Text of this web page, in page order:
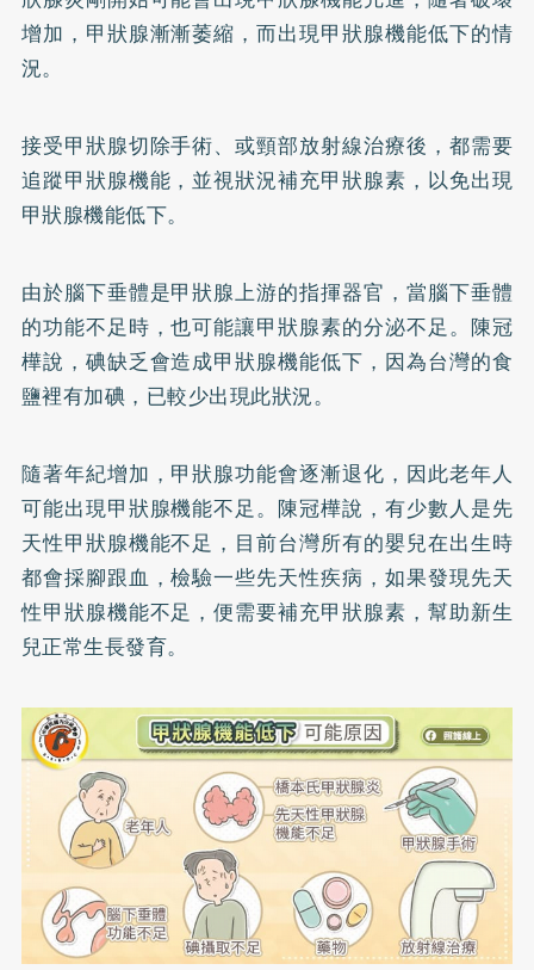
增加，甲狀腺漸漸萎縮，而出現甲狀腺機能低下的情
況。
接受甲狀腺切除手術、或頸部放射線治療後，都需要
追蹤甲狀腺機能，並視狀況補充甲狀腺素，以免出現
甲狀腺機能低下。
由於腦下垂體是甲狀腺上游的指揮器官，當腦下垂體
的功能不足時，也可能讓甲狀腺素的分泌不足。陳冠
樺說，碘缺乏會造成甲狀腺機能低下，因為台灣的食
鹽裡有加碘，已較少出現此狀況。
隨著年紀增加，甲狀腺功能會逐漸退化，因此老年人
可能出現甲狀腺機能不足。陳冠樺說，有少數人是先
天性甲狀腺機能不足，目前台灣所有的嬰兒在出生時
都會採腳跟血，檢驗一些先天性疾病，如果發現先天
性甲狀腺機能不足，便需要補充甲狀腺素，幫助新生
兒正常生長發育。